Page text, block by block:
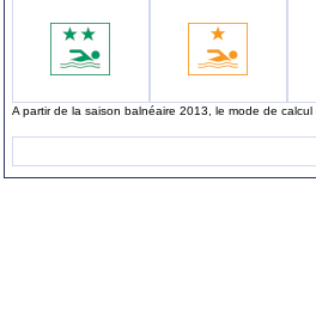
A partir de la saison balnéaire 2013, le mode de